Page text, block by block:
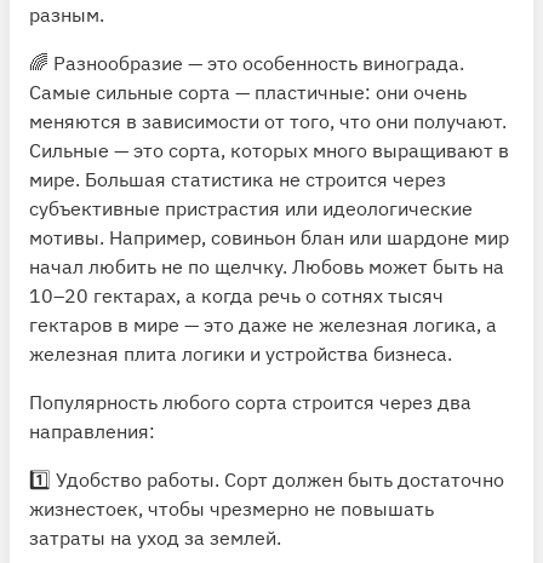
разным.
🌈 Разнообразие — это особенность винограда.
Самые сильные сорта — пластичные: они очень
меняются в зависимости от того, что они получают.
Сильные — это сорта, которых много выращивают в
мире. Большая статистика не строится через
субъективные пристрастия или идеологические
мотивы. Например, совиньон блан или шардоне мир
начал любить не по щелчку. Любовь может быть на
10–20 гектарах, а когда речь о сотнях тысяч
гектаров в мире — это даже не железная логика, а
железная плита логики и устройства бизнеса.
Популярность любого сорта строится через два
направления:
1️⃣ Удобство работы. Сорт должен быть достаточно
жизнестоек, чтобы чрезмерно не повышать
затраты на уход за землей.